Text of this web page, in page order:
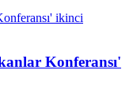
Konferansı'